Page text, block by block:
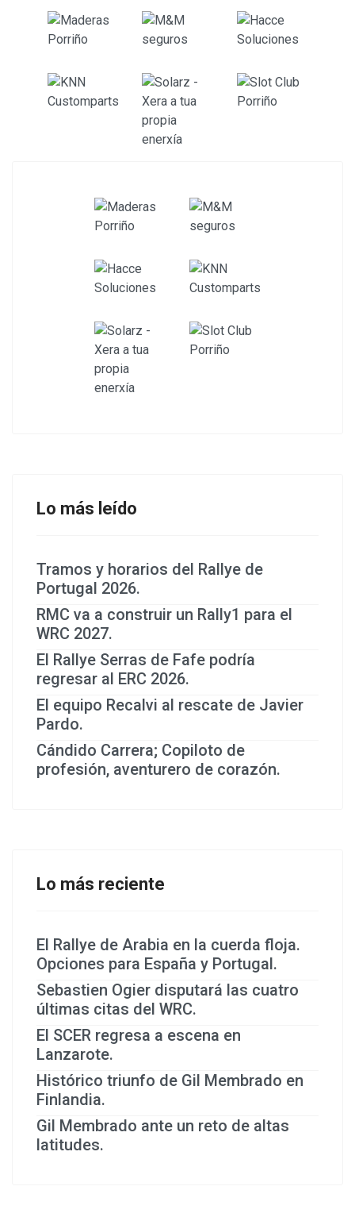
Lo más leído
Tramos y horarios del Rallye de
Portugal 2026.
RMC va a construir un Rally1 para el
WRC 2027.
El Rallye Serras de Fafe podría
regresar al ERC 2026.
El equipo Recalvi al rescate de Javier
Pardo.
Cándido Carrera; Copiloto de
profesión, aventurero de corazón.
Lo más reciente
El Rallye de Arabia en la cuerda floja.
Opciones para España y Portugal.
Sebastien Ogier disputará las cuatro
últimas citas del WRC.
El SCER regresa a escena en
Lanzarote.
Histórico triunfo de Gil Membrado en
Finlandia.
Gil Membrado ante un reto de altas
latitudes.